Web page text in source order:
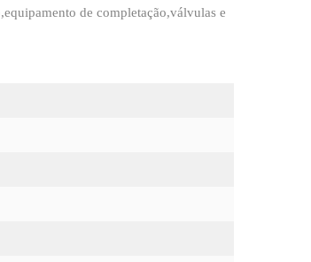
de completação,válvulas e